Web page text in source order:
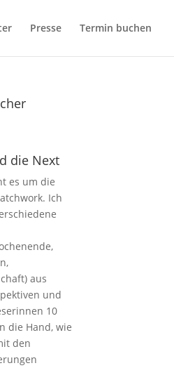
Presse Termin buchen
die Next
es um die
Ich
aus
und
10
die Hand, wie
den